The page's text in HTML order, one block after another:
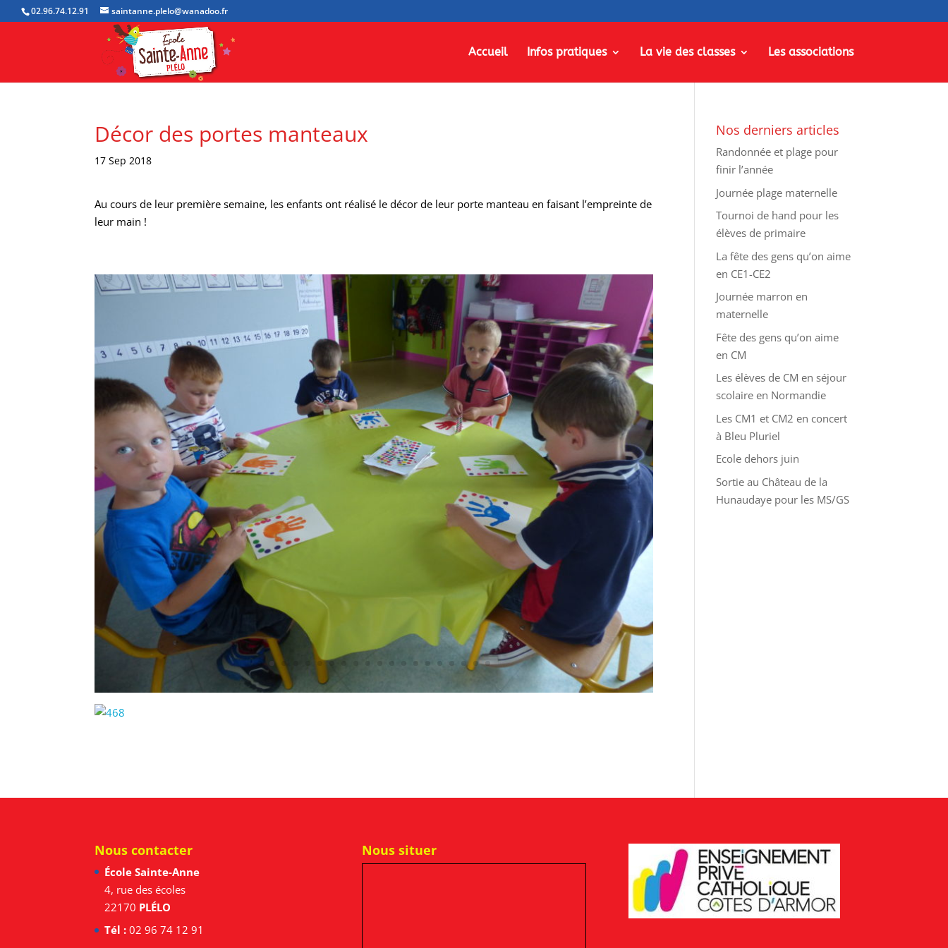
02.96.74.12.91 saintanne.plelo@wanadoo.fr
Accueil Infos pratiques La vie des classes Les associations
Décor des portes manteaux
17 Sep 2018
Au cours de leur première semaine, les enfants ont réalisé le décor de leur porte manteau en faisant l’empreinte de
leur main !
Nos derniers articles
Randonnée et plage pour
finir l’année
Journée plage maternelle
Tournoi de hand pour les
élèves de primaire
La fête des gens qu’on aime
en CE1-CE2
Journée marron en
maternelle
Fête des gens qu’on aime
en CM
Les élèves de CM en séjour
scolaire en Normandie
Les CM1 et CM2 en concert
à Bleu Pluriel
Ecole dehors juin
Sortie au Château de la
Hunaudaye pour les MS/GS
Nous contacter
École Sainte-Anne
4, rue des écoles
22170 PLÉLO
Tél : 02 96 74 12 91
Nous situer